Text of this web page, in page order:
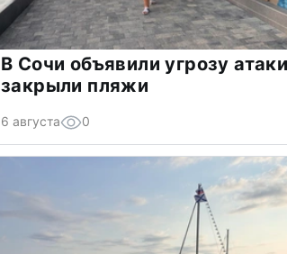
В Сочи объявили угрозу
закрыли пляжи
6 августа 0